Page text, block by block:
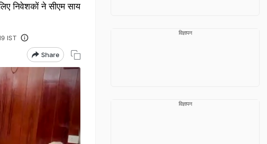
निवेशकों ने सीएम साय
IST
Share
विज्ञापन
विज्ञापन